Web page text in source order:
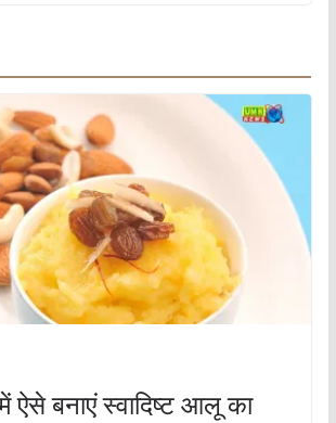
ऐसे बनाएं स्वादिष्ट आलू का